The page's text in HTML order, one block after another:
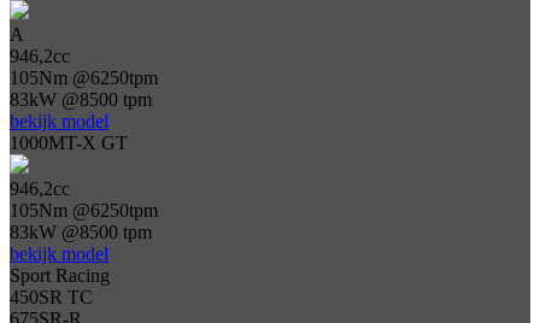
A
946,2cc
105Nm @6250tpm
83kW @8500 tpm
bekijk model
1000MT-X GT
946,2cc
105Nm @6250tpm
83kW @8500 tpm
bekijk model
Sport Racing
450SR TC
675SR-R